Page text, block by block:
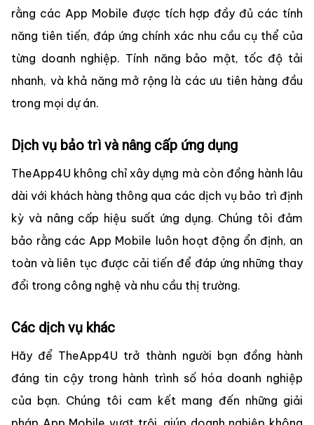
rằng các App Mobile được tích hợp đầy đủ các tính
năng tiên tiến, đáp ứng chính xác nhu cầu cụ thể của
từng doanh nghiệp. Tính năng bảo mật, tốc độ tải
nhanh, và khả năng mở rộng là các ưu tiên hàng đầu
trong mọi dự án.
Dịch vụ bảo trì và nâng cấp ứng dụng
TheApp4U không chỉ xây dựng mà còn đồng hành lâu
dài với khách hàng thông qua các dịch vụ bảo trì định
kỳ và nâng cấp hiệu suất ứng dụng. Chúng tôi đảm
bảo rằng các App Mobile luôn hoạt động ổn định, an
toàn và liên tục được cải tiến để đáp ứng những thay
đổi trong công nghệ và nhu cầu thị trường.
Các dịch vụ khác
Hãy để TheApp4U trở thành người bạn đồng hành
đáng tin cậy trong hành trình số hóa doanh nghiệp
của bạn. Chúng tôi cam kết mang đến những giải